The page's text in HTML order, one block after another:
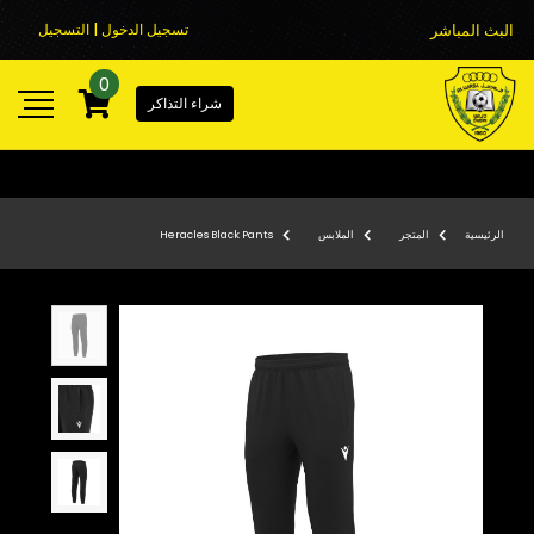
البث المباشر تسجيل الدخول | التسجيل
شراء التذاكر
0
الرئيسية المتجر الملابس Heracles Black Pants